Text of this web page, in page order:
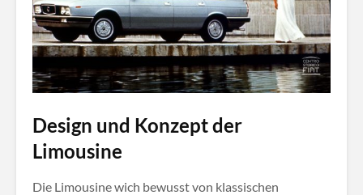
Design und Konzept der
Limousine
Die Limousine wich bewusst von klassischen